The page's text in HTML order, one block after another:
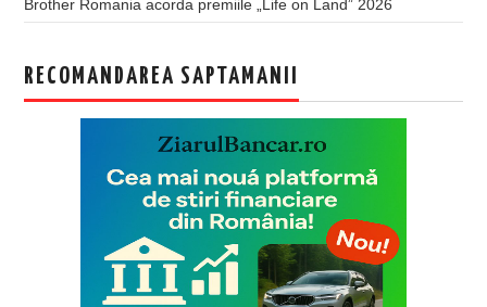
Brother Romania acorda premiile „Life on Land” 2026
RECOMANDAREA SAPTAMANII